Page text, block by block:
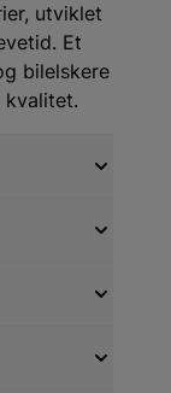
utviklet
Et
bilelskere
kvalitet.